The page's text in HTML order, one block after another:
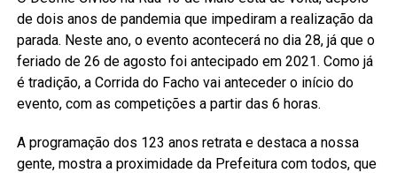
de dois anos de pandemia que impediram a realização da
parada. Neste ano, o evento acontecerá no dia 28, já que o
feriado de 26 de agosto foi antecipado em 2021. Como já
é tradição, a Corrida do Facho vai anteceder o início do
evento, com as competições a partir das 6 horas.
A programação dos 123 anos retrata e destaca a nossa
gente, mostra a proximidade da Prefeitura com todos, que